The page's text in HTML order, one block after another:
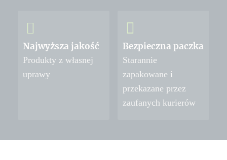
Najwyższa jakość
Produkty z własnej
uprawy
Bezpieczna paczka
Starannie
zapakowane i
przekazane przez
zaufanych kurierów